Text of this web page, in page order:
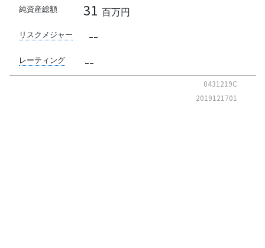
純資産総額 31 百万円
リスクメジャー --
レーティング --
0431219C
2019121701